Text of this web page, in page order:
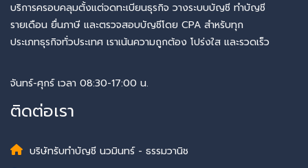
บริการครอบคลุมตั้งแต่จดทะเบียนธุรกิจ วางระบบบัญชี ทำบัญชี
รายเดือน ยื่นภาษี และตรวจสอบบัญชีโดย CPA สำหรับทุก
ประเภทธุรกิจทั่วประเทศ เราเน้นความถูกต้อง โปร่งใส และรวดเร็ว
จันทร์-ศุกร์ เวลา 08:30-17:00 น.
ติดต่อเรา
บริษัทรับทำบัญชี นวมินทร์ - ธรรมวานิช